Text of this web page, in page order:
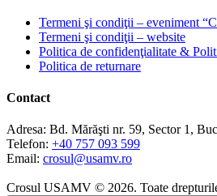
Termeni şi condiţii – eveniment
Termeni şi condiţii – website
Politica de confidenţialitate &
Politica de returnare
Contact
Adresa: Bd. Mărăşti nr. 59, Sector 1,
Telefon: +40 757 093 599
Email: crosul@usamv.ro
Crosul USAMV © 2026. Toate